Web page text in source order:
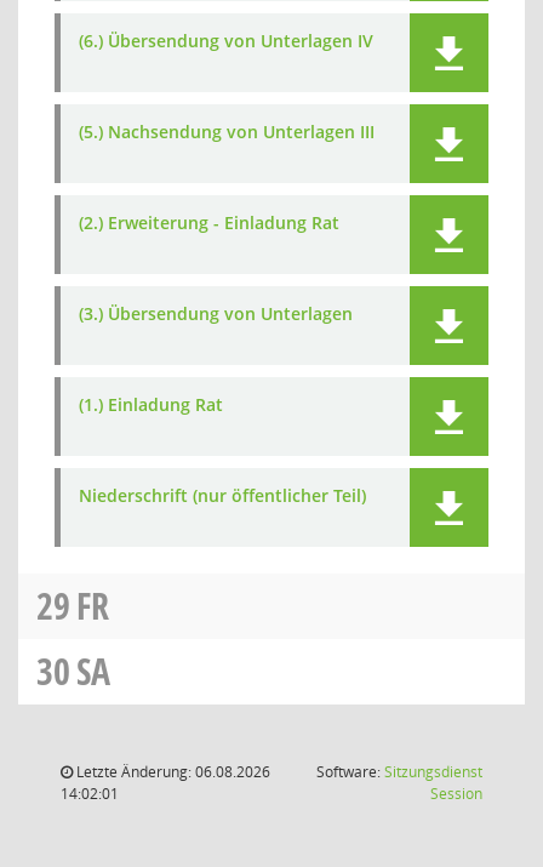
(6.) Übersendung von Unterlagen IV
(5.) Nachsendung von Unterlagen III
(2.) Erweiterung - Einladung Rat
(3.) Übersendung von Unterlagen
(1.) Einladung Rat
Niederschrift (nur öffentlicher Teil)
29FR
30SA
Letzte Änderung: 06.08.2026
14:02:01
Software:Sitzungsdienst
Session(Wird in